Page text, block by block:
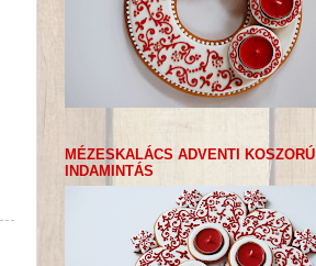
MÉZESKALÁCS ADVENTI KOSZORÚ
INDAMINTÁS